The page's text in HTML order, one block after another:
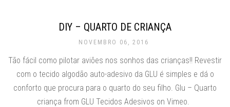
DIY – QUARTO DE CRIANÇA
NOVEMBRO 06, 2016
Tão fácil como pilotar aviões nos sonhos das crianças!! Revestir
com o tecido algodão auto-adesivo da GLU é simples e dá o
conforto que procura para o quarto do seu filho. Glu – Quarto
criança from GLU Tecidos Adesivos on Vimeo.